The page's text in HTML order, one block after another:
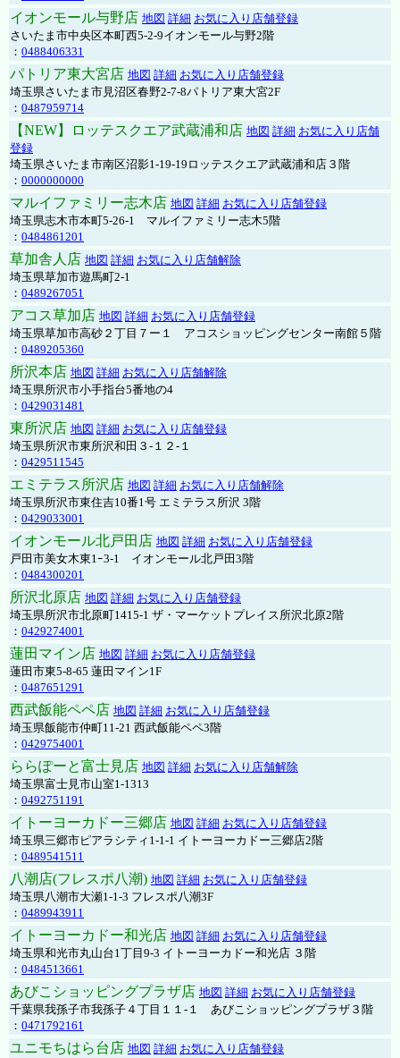
イオンモール与野店 地図 詳細 お気に入り店舗登録
さいたま市中央区本町西5-2-9イオンモール与野2階
： 0488406331
パトリア東大宮店 地図 詳細 お気に入り店舗登録
埼玉県さいたま市見沼区春野2-7-8パトリア東大宮2F
： 0487959714
【NEW】ロッテスクエア武蔵浦和店 地図 詳細 お気に入り店舗
登録
埼玉県さいたま市南区沼影1-19-19ロッテスクエア武蔵浦和店３階
： 0000000000
マルイファミリー志木店 地図 詳細 お気に入り店舗登録
埼玉県志木市本町5-26-1 マルイファミリー志木5階
： 0484861201
草加舎人店 地図 詳細 お気に入り店舗解除
埼玉県草加市遊馬町2-1
： 0489267051
アコス草加店 地図 詳細 お気に入り店舗登録
埼玉県草加市高砂２丁目７ー１ アコスショッピングセンター南館５階
： 0489205360
所沢本店 地図 詳細 お気に入り店舗解除
埼玉県所沢市小手指台5番地の4
： 0429031481
東所沢店 地図 詳細 お気に入り店舗登録
埼玉県所沢市東所沢和田３-１２-１
： 0429511545
エミテラス所沢店 地図 詳細 お気に入り店舗解除
埼玉県所沢市東住吉10番1号 エミテラス所沢 3階
： 0429033001
イオンモール北戸田店 地図 詳細 お気に入り店舗登録
戸田市美女木東1ｰ3‐1 イオンモール北戸田3階
： 0484300201
所沢北原店 地図 詳細 お気に入り店舗登録
埼玉県所沢市北原町1415-1 ザ・マーケットプレイス所沢北原2階
： 0429274001
蓮田マイン店 地図 詳細 お気に入り店舗登録
蓮田市東5-8-65 蓮田マイン1F
： 0487651291
西武飯能ペペ店 地図 詳細 お気に入り店舗登録
埼玉県飯能市仲町11-21 西武飯能ペペ3階
： 0429754001
ららぽーと富士見店 地図 詳細 お気に入り店舗解除
埼玉県富士見市山室1-1313
： 0492751191
イトーヨーカドー三郷店 地図 詳細 お気に入り店舗登録
埼玉県三郷市ピアラシティ1-1-1 イトーヨーカドー三郷店2階
： 0489541511
八潮店(フレスポ八潮) 地図 詳細 お気に入り店舗登録
埼玉県八潮市大瀬1-1-3 フレスポ八潮3F
： 0489943911
イトーヨーカドー和光店 地図 詳細 お気に入り店舗登録
埼玉県和光市丸山台1丁目9-3 イトーヨーカドー和光店 ３階
： 0484513661
あびこショッピングプラザ店 地図 詳細 お気に入り店舗登録
千葉県我孫子市我孫子４丁目１１-１ あびこショッピングプラザ３階
： 0471792161
ユニモちはら台店 地図 詳細 お気に入り店舗登録